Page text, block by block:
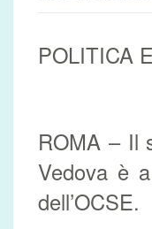
POLITICA
ROMA – Il
Vedova è
dell’OCSE.